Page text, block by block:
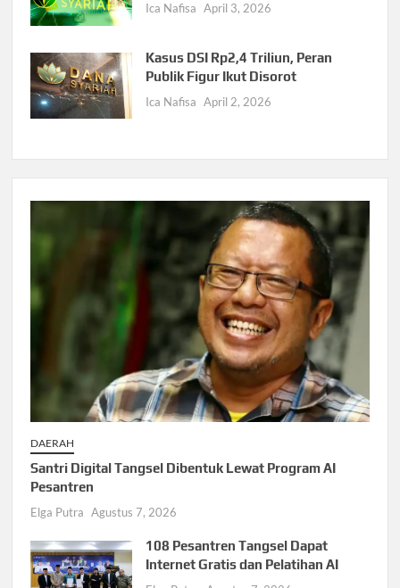
Ica Nafisa April 3, 2026
Kasus DSI Rp2,4 Triliun, Peran
Publik Figur Ikut Disorot
Ica Nafisa April 2, 2026
DAERAH
Santri Digital Tangsel Dibentuk Lewat Program AI
Pesantren
Elga Putra Agustus 7, 2026
108 Pesantren Tangsel Dapat
Internet Gratis dan Pelatihan AI